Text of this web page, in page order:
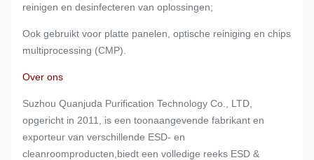
5 1009SLE/160
schoonruimte
breiwerk
reinigen en desinfecteren van oplossingen;
Ook gebruikt voor platte panelen, optische reiniging en chips
multiprocessing (CMP).
Over ons
Suzhou Quanjuda Purification Technology Co., LTD,
opgericht in 2011, is een toonaangevende fabrikant en
exporteur van verschillende ESD- en
cleanroomproducten,biedt een volledige reeks ESD &